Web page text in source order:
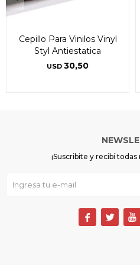
Cepillo Para Vinilos Vinyl
Styl Antiestatica
USD 30,50
¡Suscribite y recibí
  